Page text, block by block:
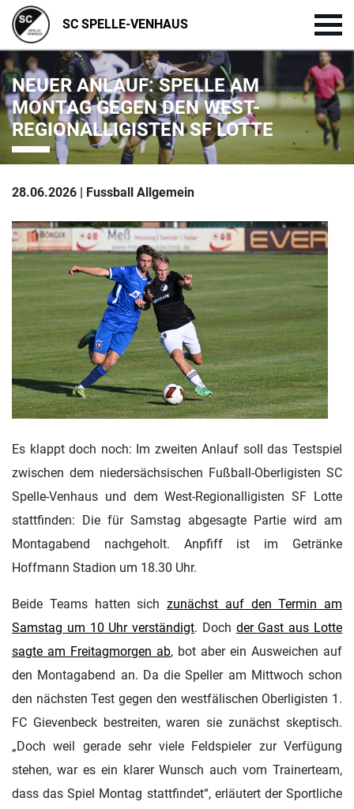
SC SPELLE-VENHAUS
NEUER ANLAUF: SPELLE AM
MONTAG GEGEN DEN WEST-
REGIONALLIGISTEN SF LOTTE
28.06.2026 | Fussball Allgemein
Es klappt doch noch: Im zweiten Anlauf soll das Testspiel
zwischen dem niedersächsischen Fußball-Oberligisten SC
Spelle-Venhaus und dem West-Regionalligisten SF Lotte
stattfinden: Die für Samstag abgesagte Partie wird am
Montagabend nachgeholt. Anpfiff ist im Getränke
Hoffmann Stadion um 18.30 Uhr.
Beide Teams hatten sich zunächst auf den Termin am
Samstag um 10 Uhr verständigt. Doch der Gast aus Lotte
sagte am Freitagmorgen ab, bot aber ein Ausweichen auf
den Montagabend an. Da die Speller am Mittwoch schon
den nächsten Test gegen den westfälischen Oberligisten 1.
FC Gievenbeck bestreiten, waren sie zunächst skeptisch.
„Doch weil gerade sehr viele Feldspieler zur Verfügung
stehen, war es ein klarer Wunsch auch vom Trainerteam,
dass das Spiel Montag stattfindet“, erläutert der Sportliche